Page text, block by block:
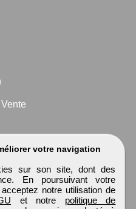
votre navigation
sur son site, dont des
En poursuivant votre
notre utilisation de
et notre politique de